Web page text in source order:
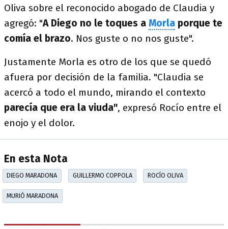
Oliva sobre el reconocido abogado de Claudia y
agregó: "A Diego no le toques a Morla porque te
comía el brazo. Nos guste o no nos guste".
Justamente Morla es otro de los que se quedó
afuera por decisión de la familia. "Claudia se
acercó a todo el mundo, mirando el contexto
parecía que era la viuda", expresó Rocío entre el
enojo y el dolor.
En esta Nota
DIEGO MARADONA GUILLERMO COPPOLA ROCÍO OLIVA
MURIÓ MARADONA